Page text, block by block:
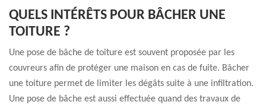
QUELS INTÉRÊTS POUR BÂCHER UNE
TOITURE ?
Une pose de bâche de toiture est souvent proposée par les
couvreurs afin de protéger une maison en cas de fuite. Bâcher
une toiture permet de limiter les dégâts suite à une infiltration.
Une pose de bâche est aussi effectuée quand des travaux de